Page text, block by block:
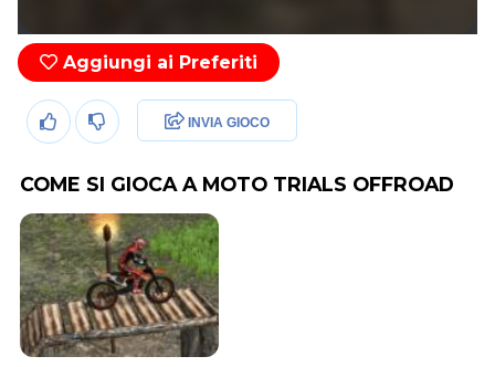
Aggiungi ai Preferiti
INVIA GIOCO
COME SI GIOCA A MOTO TRIALS OFFROAD